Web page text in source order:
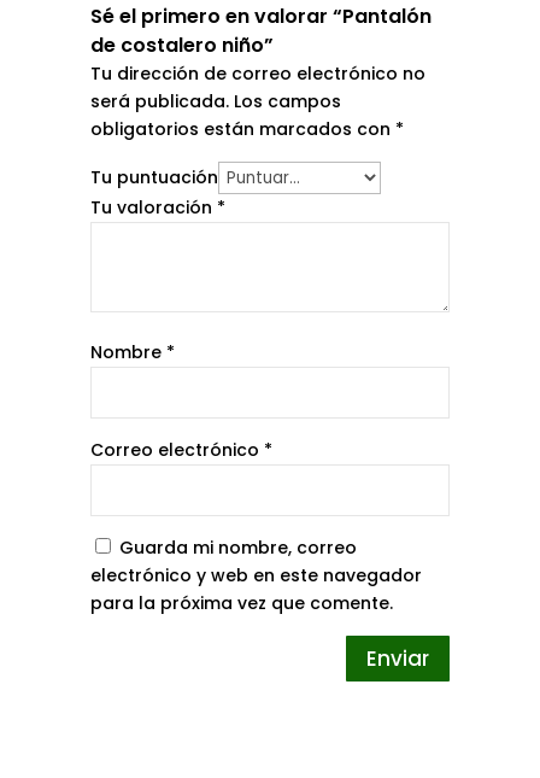
Sé el primero en valorar “Pantalón
de costalero niño”
Tu dirección de correo electrónico no
será publicada. Los campos
obligatorios están marcados con *
Tu puntuación
Tu valoración *
Nombre *
Correo electrónico *
Guarda mi nombre, correo
electrónico y web en este navegador
para la próxima vez que comente.